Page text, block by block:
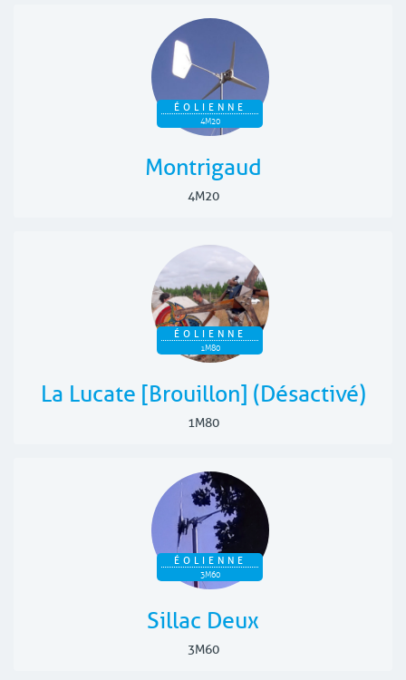
ÉOLIENNE
4M20
Montrigaud
4M20
ÉOLIENNE
1M80
La Lucate [Brouillon] (Désactivé)
1M80
ÉOLIENNE
3M60
Sillac Deux
3M60